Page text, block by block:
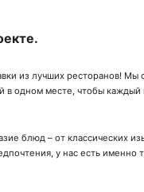
из лучших ресторанов!
одном месте, чтобы
блюд – от классических
у нас есть именно